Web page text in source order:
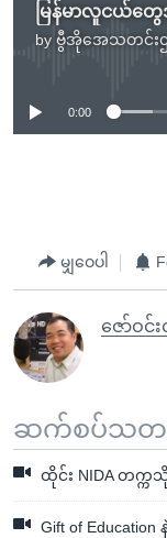
by ဗွီအိုအေသတင်းဌ
No
0:00
မျှဝေပါ
ဇော်ဝင်
ဆက်စပ်သတင်း
ထိုင်း NIDA တက္က
Gift of